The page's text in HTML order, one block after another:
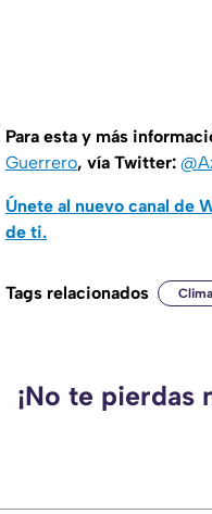
Para esta y más
Guerrero, vía Twitter:
Únete al nuevo canal de
de ti.
Tags relacionados Clima
¡No te pierdas